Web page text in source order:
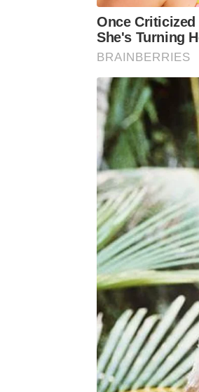
Once
She's Turning
BRAINBERRIES